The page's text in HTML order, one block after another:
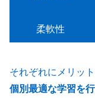
柔軟性
それぞれにメリッ
個別最適な学習を